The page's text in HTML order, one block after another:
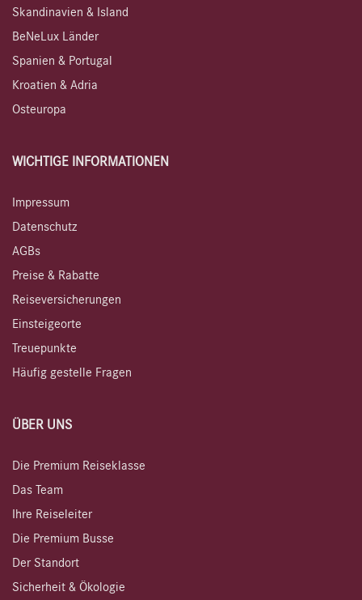
Skandinavien & Island
BeNeLux Länder
Spanien & Portugal
Kroatien & Adria
Osteuropa
WICHTIGE INFORMATIONEN
Impressum
Datenschutz
AGBs
Preise & Rabatte
Reiseversicherungen
Einsteigeorte
Treuepunkte
Häufig gestelle Fragen
ÜBER UNS
Die Premium Reiseklasse
Das Team
Ihre Reiseleiter
Die Premium Busse
Der Standort
Sicherheit & Ökologie